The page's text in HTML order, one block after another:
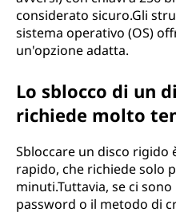
considerato sicuro.Gli
sistema operativo (OS)
un'opzione adatta.
Lo sblocco di un
richiede molto
Sbloccare un disco rigido
rapido, che richiede solo
minuti.Tuttavia, se ci
password o il metodo di